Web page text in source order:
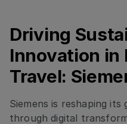
Driving
Innovation in
Travel:
Siemens is reshaping
through digital
Driving Sustainable